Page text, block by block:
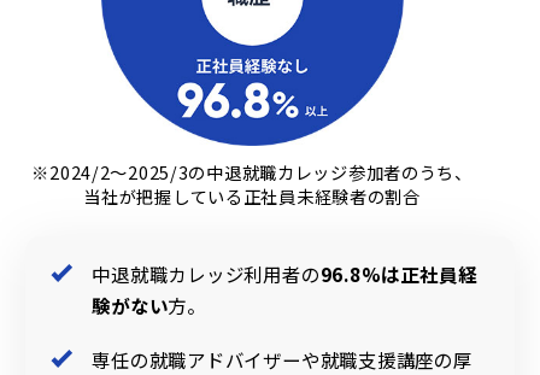
※2024/2～2025/3の中退就職カレッジ参加者のうち、
当社が把握している正社員未経験者の割合
中退就職カレッジ利用者の96.8%は正社員経
験がない方。
専任の就職アドバイザーや就職支援講座の厚